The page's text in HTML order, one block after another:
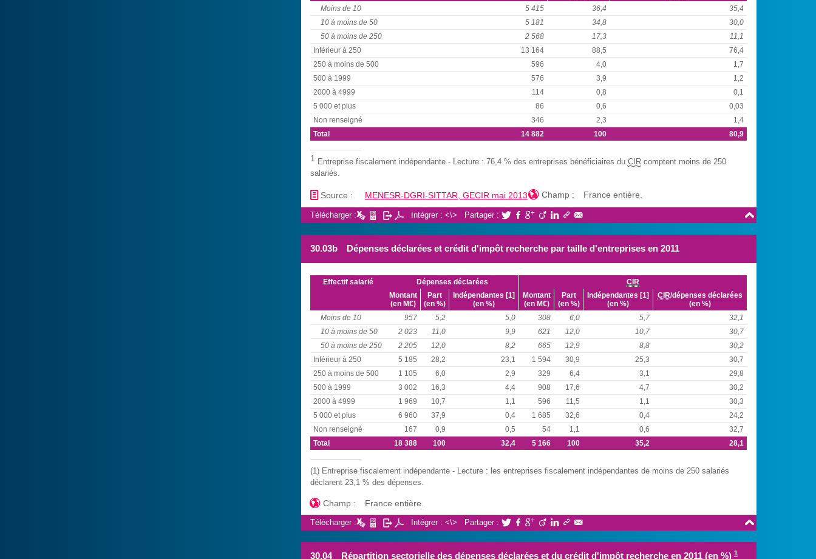
Moins de 10
5 415 36,4
35,4
10 à moins de 50
5 181 34,8
30,0
50 à moins de 250
2 568 17,3
11,1
Inférieur à 250
13 164 88,5
76,4
250 à moins de 500
596 4,0
1,7
500 à 1999
576 3,9
1,2
2000 à 4999
114 0,8
0,1
5 000 et plus
86 0,6
0,03
Non renseigné
346 2,3
1,4
Total
14 882 100 80,9
1 Entreprise fiscalement indépendante - Lecture : 76,4 % des entreprises bénéficiaires du CIRcomptent moins de 250
salariés.
📄 Source : MENESR-DGRI-SITTAR, GECIR mai 2013Champ : France entière.

Télécharger : Intégrer : <\> Partager :      
30.03b Dépenses déclarées et crédit d'impôt recherche par taille d'entreprises en 2011
Effectif salarié Dépenses déclarées
CIR
Montant
(en M€)
Part
(en %)
Indépendantes [1]
(en %)
Montant
(en M€)
Part
(en %)
Indépendantes [1]
(en %)
CIR/dépenses déclarées
(en %)
Moins de 10
957 5,2 5,0 308 6,0 5,7
32,1
10 à moins de 50
2 023 11,0 9,9 621 12,0 10,7
30,7
50 à moins de 250
2 205 12,0 8,2 665 12,9 8,8
30,2
Inférieur à 250
5 185 28,2 23,1 1 594 30,9 25,3
30,7
250 à moins de 500
1 105 6,0 2,9 329 6,4 3,1
29,8
500 à 1999
3 002 16,3 4,4 908 17,6 4,7
30,2
2000 à 4999
1 969 10,7 1,1 596 11,5 1,1
30,3
5 000 et plus
6 960 37,9 0,4 1 685 32,6 0,4
24,2
Non renseigné
167 0,9 0,5 54 1,1 0,6
32,7
Total
18 388 100 32,4 5 166 100 35,2 28,1
(1) Entreprise fiscalement indépendante - Lecture : les entreprises fiscalement indépendantes de moins de 250 salariés
déclarent 23,1 % des dépenses.
Champ : France entière.

Télécharger : Intégrer : <\> Partager :      
30.04 Répartition sectorielle des dépenses déclarées et du crédit d'impôt recherche en 2011 (en %)1